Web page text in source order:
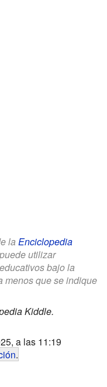
la Enciclopedia
utilizar
bajo la
menos que se indique
Kiddle.
a las 11:19
.